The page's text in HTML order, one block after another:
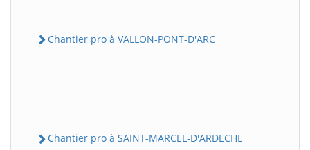
Chantier pro à VALLON-PONT-D'ARC
Chantier pro à SAINT-MARCEL-D'ARDECHE